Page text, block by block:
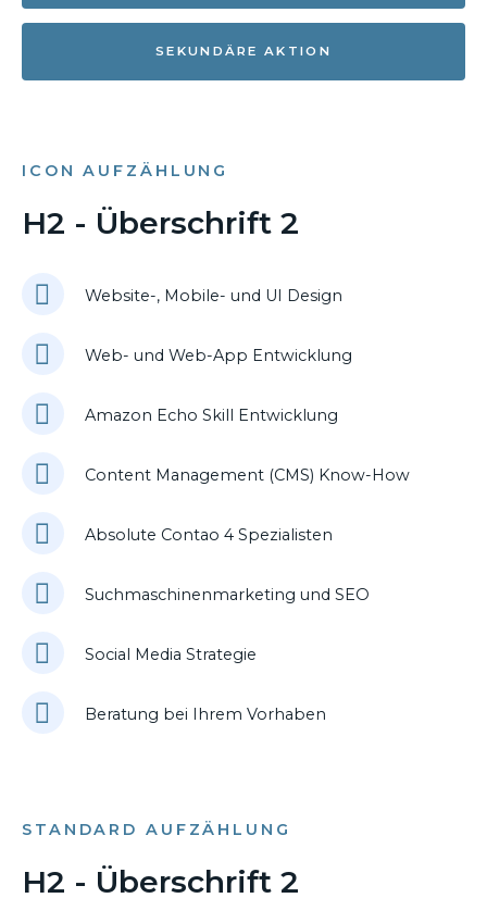
SEKUNDÄRE AKTION
ICON AUFZÄHLUNG
H2 - Überschrift 2
Website-, Mobile- und UI Design
Web- und Web-App Entwicklung
Amazon Echo Skill Entwicklung
Content Management (CMS) Know-How
Absolute Contao 4 Spezialisten
Suchmaschinenmarketing und SEO
Social Media Strategie
Beratung bei Ihrem Vorhaben
STANDARD AUFZÄHLUNG
H2 - Überschrift 2